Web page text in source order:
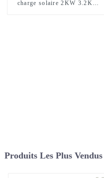
charge solaire 2KW 3.2KW
Produits Les Plus Vendus